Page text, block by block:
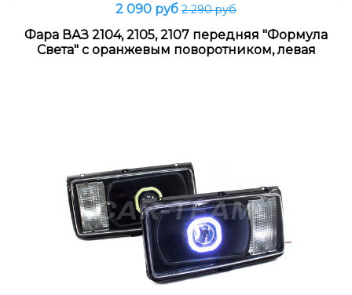
2 090 руб 2 290 руб
Фара ВАЗ 2104, 2105, 2107 передняя "Формула
Света" с оранжевым поворотником, левая